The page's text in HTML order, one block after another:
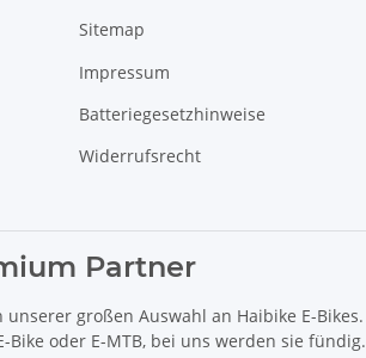
Sitemap
Impressum
Batteriegesetzhinweise
Widerrufsrecht
Partner
unserer großen Auswahl an Haibike E-Bikes.
Bike oder E-MTB, bei uns werden sie fündig.